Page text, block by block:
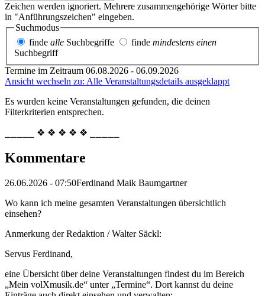
Zeichen werden ignoriert. Mehrere zusammengehörige Wörter bitte
in "Anführungszeichen" eingeben.
Suchmodus
finde alle Suchbegriffe finde mindestens einen
Suchbegriff
Termine im Zeitraum 06.08.2026 - 06.09.2026
Ansicht wechseln zu: Alle Veranstaltungsdetails ausgeklappt
Es wurden keine Veranstaltungen gefunden, die deinen
Filterkriterien entsprechen.
⎯⎯⎯⎯⎯ ❖ ❖ ❖ ❖ ❖ ⎯⎯⎯⎯⎯
Kommentare
26.06.2026 - 07:50Ferdinand Maik Baumgartner
Wo kann ich meine gesamten Veranstaltungen übersichtlich
einsehen?
Anmerkung der Redaktion /Walter Säckl:
Servus Ferdinand,
eine Übersicht über deine Veranstaltungen findest du im Bereich
„Mein volXmusik.de“ unter „Termine“. Dort kannst du deine